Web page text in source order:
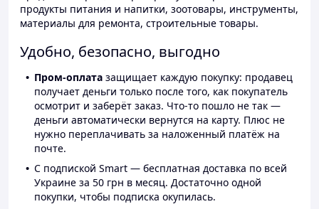
продукты питания и напитки, зоотовары, инструменты,
материалы для ремонта, строительные товары.
Удобно, безопасно, выгодно
Пром-оплата защищает каждую покупку: продавец
получает деньги только после того, как покупатель
осмотрит и заберёт заказ. Что-то пошло не так —
деньги автоматически вернутся на карту. Плюс не
нужно переплачивать за наложенный платёж на
почте.
С подпиской Smart — бесплатная доставка по всей
Украине за 50 грн в месяц. Достаточно одной
покупки, чтобы подписка окупилась.